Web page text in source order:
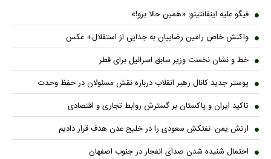
فیگو علیه اینفانتینو: «همین حالا برو!»
واکنش خاص رامین رضاییان به جدایی از استقلال+ عکس
خط و نشان نخست وزیر سابق اسرائیل برای قطر
پوستر جدید کانال رهبر انقلاب درباره نقش مسئولان در حفظ وحدت
تاکید ایران و پاکستان بر گسترش روابط تجاری و اقتصادی
ارتش یمن: نفتکش سعودی را در خلیج عدن هدف قرار دادیم
احتمال شنیده شدن صدای انفجار در جنوب اصفهان